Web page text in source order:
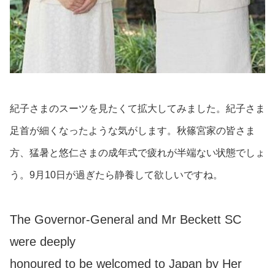
紀子さまのスーツを見たくて拡大してみました。紀子さま
足首が細くなったような気がします。秋篠宮家の皆さま
方、猛暑と悠仁さまの成年式で疲れが半端ない状態でしょ
う。9月10日が過ぎたら静養して欲しいですね。
The Governor-General and Mr Beckett SC
were deeply
honoured to be welcomed to Japan by Her